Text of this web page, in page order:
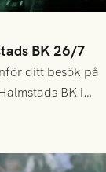
BK 26/7
ditt besök på
BK i